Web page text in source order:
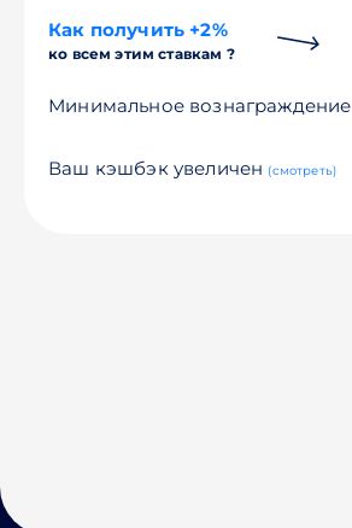
Как получить +2%
ко всем этим ставкам ?
Минимальное вознаграждение
Ваш кэшбэк увеличен (смотреть)